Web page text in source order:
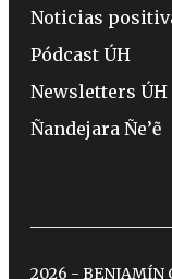
Noticias
Pódcast ÚH
Newsletters ÚH
Ñandejara Ñe’ẽ
2026 - BENJAMÍN